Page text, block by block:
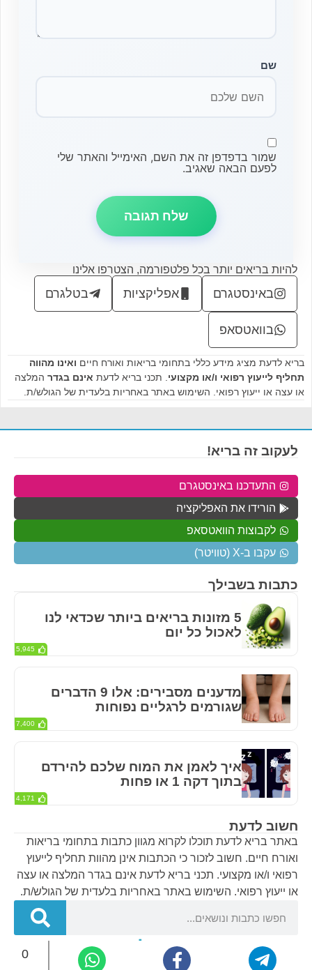
0
שם
שמור בדפדפן זה את השם, האימייל והאתר שלי
לפעם הבאה שאגיב.
להיות בריאים יותר בכל פלטפורמה, הצטרפו אלינו
באינסטגרם אפליקציות בטלגרם
בוואטסאפ
בריא לדעת מציג מידע כללי בתחומי בריאות ואורח חיים ואינו מהווה
תחליף לייעוץ רפואי ו/או מקצועי . תכני בריא לדעת אינם בגדר המלצה
או עצה או ייעוץ רפואי. השימוש באתר באחריות בלעדית של הגולש/ת.
חשוב לדעת
באתר בריא לדעת תוכלו לקרוא מגוון כתבות בתחומי בריאות
ואורח חיים. חשוב לזכור כי הכתבות אינן מהוות תחליף לייעוץ
רפואי ו/או מקצועי. תכני בריא לדעת אינם בגדר המלצה או עצה
או ייעוץ רפואי. השימוש באתר באחריות בלעדית של הגולש/ת.
כתבות בשבילך
5 מזונות בריאים ביותר שכדאי לנו
לאכול כל יום
5,945
מדענים מסבירים: אלו 9 הדברים
שגורמים לרגליים נפוחות
7,400
איך לאמן את המוח שלכם להירדם
בתוך דקה 1 או פחות
4,171
לעקוב זה בריא!
התעדכנו באינסטגרם
הורידו את האפליקציה
לקבוצות הוואטסאפ
עקבו ב-X (טוויטר)